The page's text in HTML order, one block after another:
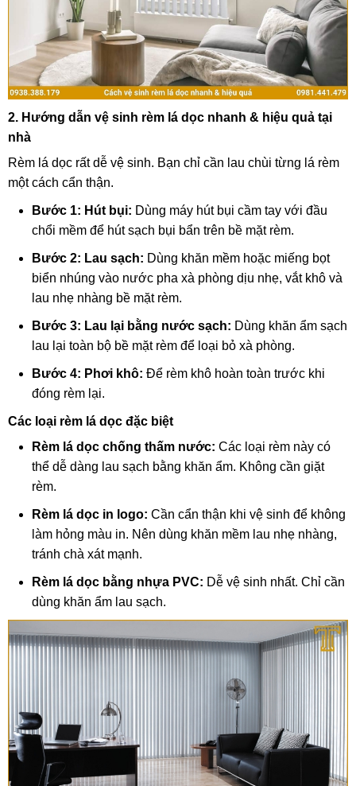
2. Hướng dẫn vệ sinh rèm lá dọc nhanh & hiệu quả tại
nhà
Rèm lá dọc rất dễ vệ sinh. Bạn chỉ cần lau chùi từng lá rèm
một cách cẩn thận.
Bước 1: Hút bụi: Dùng máy hút bụi cầm tay với đầu
chổi mềm để hút sạch bụi bẩn trên bề mặt rèm.
Bước 2: Lau sạch: Dùng khăn mềm hoặc miếng bọt
biển nhúng vào nước pha xà phòng dịu nhẹ, vắt khô và
lau nhẹ nhàng bề mặt rèm.
Bước 3: Lau lại bằng nước sạch: Dùng khăn ẩm sạch
lau lại toàn bộ bề mặt rèm để loại bỏ xà phòng.
Bước 4: Phơi khô: Để rèm khô hoàn toàn trước khi
đóng rèm lại.
Các loại rèm lá dọc đặc biệt
Rèm lá dọc chống thấm nước: Các loại rèm này có
thể dễ dàng lau sạch bằng khăn ẩm. Không cần giặt
rèm.
Rèm lá dọc in logo: Cần cẩn thận khi vệ sinh để không
làm hỏng màu in. Nên dùng khăn mềm lau nhẹ nhàng,
tránh chà xát mạnh.
Rèm lá dọc bằng nhựa PVC: Dễ vệ sinh nhất. Chỉ cần
dùng khăn ẩm lau sạch.